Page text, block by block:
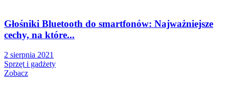
Głośniki Bluetooth do smartfonów: Najważniejsze
cechy, na które...
2 sierpnia 2021
Sprzęt i gadżety
Zobacz